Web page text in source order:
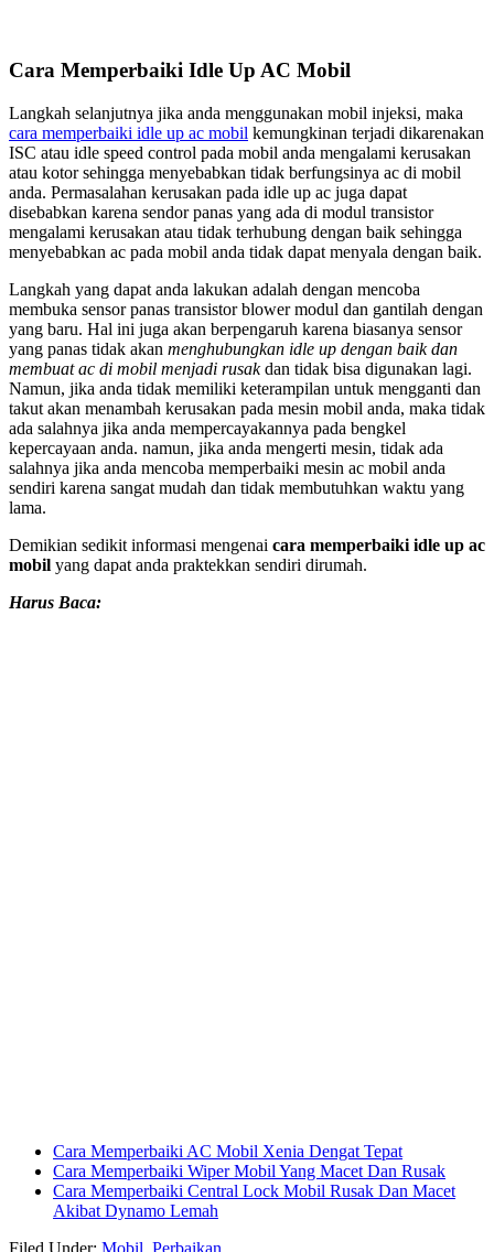
Cara Memperbaiki Idle Up AC Mobil
Langkah selanjutnya jika anda menggunakan mobil injeksi, maka
cara memperbaiki idle up ac mobil kemungkinan terjadi dikarenakan
ISC atau idle speed control pada mobil anda mengalami kerusakan
atau kotor sehingga menyebabkan tidak berfungsinya ac di mobil
anda. Permasalahan kerusakan pada idle up ac juga dapat
disebabkan karena sendor panas yang ada di modul transistor
mengalami kerusakan atau tidak terhubung dengan baik sehingga
menyebabkan ac pada mobil anda tidak dapat menyala dengan baik.
Langkah yang dapat anda lakukan adalah dengan mencoba
membuka sensor panas transistor blower modul dan gantilah dengan
yang baru. Hal ini juga akan berpengaruh karena biasanya sensor
yang panas tidak akan menghubungkan idle up dengan baik dan
membuat ac di mobil menjadi rusakdan tidak bisa digunakan lagi.
Namun, jika anda tidak memiliki keterampilan untuk mengganti dan
takut akan menambah kerusakan pada mesin mobil anda, maka tidak
ada salahnya jika anda mempercayakannya pada bengkel
kepercayaan anda. namun, jika anda mengerti mesin, tidak ada
salahnya jika anda mencoba memperbaiki mesin ac mobil anda
sendiri karena sangat mudah dan tidak membutuhkan waktu yang
lama.
Demikian sedikit informasi mengenai cara memperbaiki idle up ac
mobil yang dapat anda praktekkan sendiri dirumah.
Harus Baca:
Cara Memperbaiki AC Mobil Xenia Dengat Tepat
Cara Memperbaiki Wiper Mobil Yang Macet Dan Rusak
Cara Memperbaiki Central Lock Mobil Rusak Dan Macet
Akibat Dynamo Lemah
Filed Under: Mobil Perbaikan